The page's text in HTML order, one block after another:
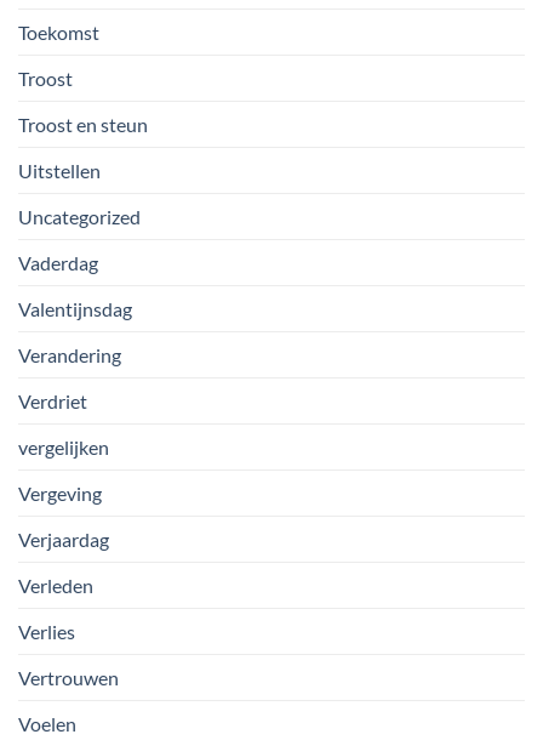
Toekomst
Troost
Troost en steun
Uitstellen
Uncategorized
Vaderdag
Valentijnsdag
Verandering
Verdriet
vergelijken
Vergeving
Verjaardag
Verleden
Verlies
Vertrouwen
Voelen